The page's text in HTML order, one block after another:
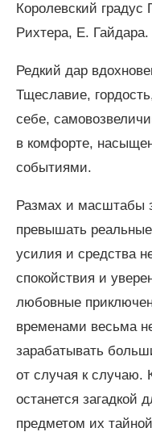
Королевский
Рихтера, Е. Гайдара.
Редкий дар
Тщеславие,
себе,
в комфорте,
событиями.
Размах и масштабы
превышать
усилия и средства
спокойствия и
любовные
временами весьма
зарабатывать
от случая к случаю.
останется загадкой
предметом их